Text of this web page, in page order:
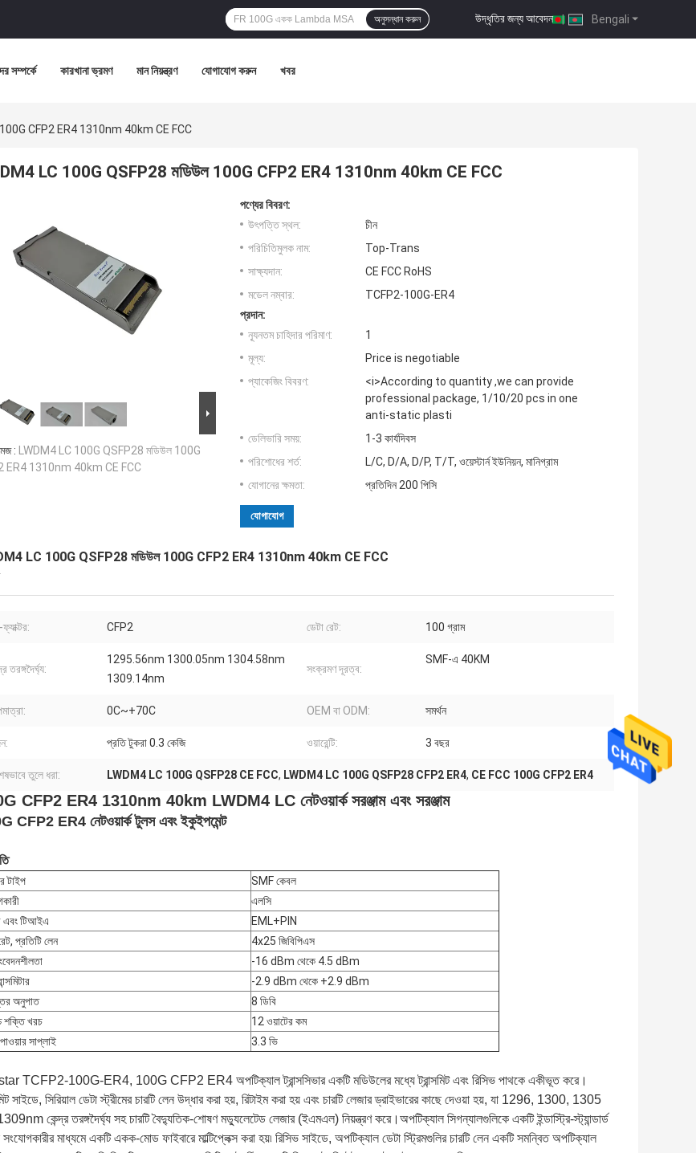
Bengali
উদ্ধৃতির জন্য আবেদন |
অনুসন্ধান করুন
সম্পর্কে কারখানা ভ্রমণ মান নিয়ন্ত্রণ যোগাযোগ করুন খবর
CFP2 ER4 1310nm 40km CE FCC
LC 100G QSFP28 মডিউল 100G CFP2 ER4 1310nm 40km CE FCC
: LWDM4 LC 100G QSFP28 মডিউল 100G
ER4 1310nm 40km CE FCC
পণ্যের বিবরণ:
উৎপত্তি স্থল:
চীন
পরিচিতিমুলক নাম:
Top-Trans
সাক্ষ্যদান:
CE FCC RoHS
মডেল নম্বার:
TCFP2-100G-ER4
প্রদান:
ন্যূনতম চাহিদার পরিমাণ:
1
মূল্য:
Price is negotiable
প্যাকেজিং বিবরণ:
<i>According to quantity ,we can provide
professional package, 1/10/20 pcs in one
anti-static plasti
ডেলিভারি সময়:
1-3 কার্যদিবস
পরিশোধের শর্ত:
L/C, D/A, D/P, T/T, ওয়েস্টার্ন ইউনিয়ন, মানিগ্রাম
যোগানের ক্ষমতা:
প্রতিদিন 200 পিসি
যোগাযোগ
LC 100G QSFP28 মডিউল 100G CFP2 ER4 1310nm 40km CE FCC
ফ্যাক্টর: CFP2 ডেটা রেট: 100 গ্রাম
তরঙ্গদৈর্ঘ্য:
1295.56nm 1300.05nm 1304.58nm
1309.14nm
সংক্রমণ দূরত্ব:
SMF-এ 40KM
0C~+70C OEM বা ODM: সমর্থন
প্রতি টুকরা 0.3 কেজি ওয়ারেন্টি: 3 বছর
তুলে ধরা: LWDM4 LC 100G QSFP28 CE FCC, LWDM4 LC 100G QSFP28 CFP2 ER4, CE FCC 100G CFP2 ER4
CFP2 ER4 1310nm 40km LWDM4 LC নেটওয়ার্ক সরঞ্জাম এবং সরঞ্জাম
CFP2 ER4 নেটওয়ার্ক টুলস এবং ইকুইপমেন্ট
টাইপ
SMF কেবল
এলসি
এবং টিআইএ
EML+PIN
প্রতিটি লেন
4x25 জিবিপিএস
-16 dBm থেকে 4.5 dBm
-2.9 dBm থেকে +2.9 dBm
অনুপাত
8 ডিবি
শক্তি খরচ
12 ওয়াটের কম
সাপ্লাই
3.3 ভি
TCFP2-100G-ER4, 100G CFP2 ER4 অপটিক্যাল ট্রান্সসিভার একটি মডিউলের মধ্যে ট্রান্সমিট এবং রিসিভ পাথকে একীভূত করে।
সাইডে, সিরিয়াল ডেটা স্ট্রীমের চারটি লেন উদ্ধার করা হয়, রিটাইম করা হয় এবং চারটি লেজার ড্রাইভারের কাছে দেওয়া হয়, যা 1296, 1300, 1305
কেন্দ্র তরঙ্গদৈর্ঘ্য সহ চারটি বৈদ্যুতিক-শোষণ মড্যুলেটেড লেজার (ইএমএল) নিয়ন্ত্রণ করে।অপটিক্যাল সিগন্যালগুলিকে একটি ইন্ডাস্ট্রি-স্ট্যান্ডার্ড
মাধ্যমে একটি একক-মোড ফাইবারে মাল্টিপ্লেক্স করা হয়৷ রিসিভ সাইডে, অপটিক্যাল ডেটা স্ট্রিমগুলির চারটি লেন একটি সমন্বিত অপটিক্যাল